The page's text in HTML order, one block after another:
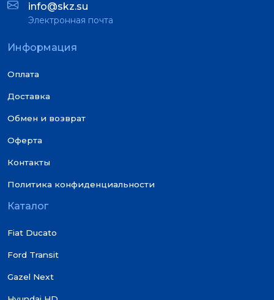
info@skz.su
Электронная почта
Информация
Оплата
Доставка
Обмен и возврат
Оферта
Контакты
Политика конфиденциальности
Каталог
Fiat Ducato
Ford Transit
Gazel Next